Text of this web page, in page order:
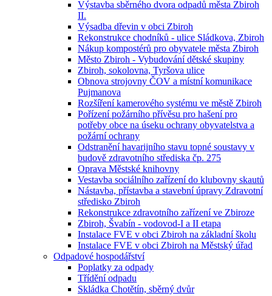
Výstavba sběrného dvora odpadů města Zbiroh
II.
Výsadba dřevin v obci Zbiroh
Rekonstrukce chodníků - ulice Sládkova, Zbiroh
Nákup kompostérů pro obyvatele města Zbiroh
Město Zbiroh - Vybudování dětské skupiny
Zbiroh, sokolovna, Tyršova ulice
Obnova strojovny ČOV a místní komunikace
Pujmanova
Rozšíření kamerového systému ve městě Zbiroh
Pořízení požárního přívěsu pro hašení pro
potřeby obce na úseku ochrany obyvatelstva a
požární ochrany
Odstranění havarijního stavu topné soustavy v
budově zdravotního střediska čp. 275
Oprava Městské knihovny
Vestavba sociálního zařízení do klubovny skautů
Nástavba, přístavba a stavební úpravy Zdravotní
středisko Zbiroh
Rekonstrukce zdravotního zařízení ve Zbiroze
Zbiroh, Švabín - vodovod-I a II etapa
Instalace FVE v obci Zbiroh na základní školu
Instalace FVE v obci Zbiroh na Městský úřad
Odpadové hospodářství
Poplatky za odpady
Třídění odpadu
Skládka Chotětín, sběrný dvůr